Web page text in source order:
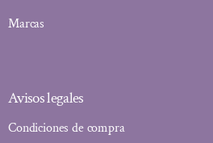
Marcas
Avisos legales
Condiciones de compra